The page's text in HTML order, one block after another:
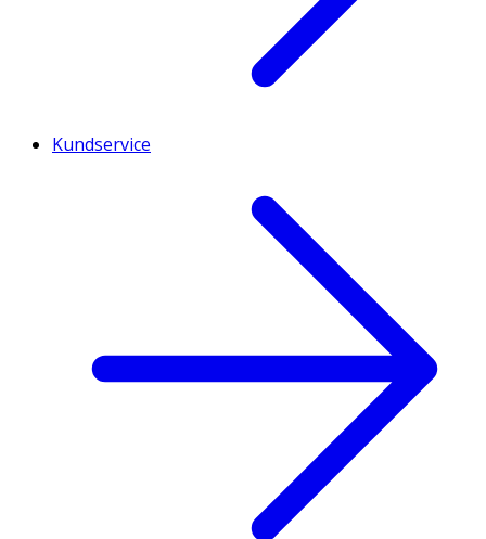
Kundservice